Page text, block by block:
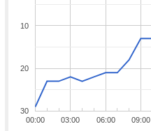
00:00 03:00 06:00 09:00
10
20
30